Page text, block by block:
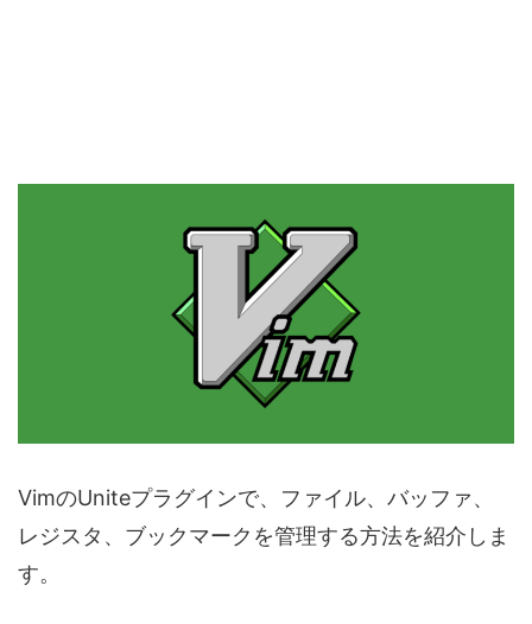
VimのUniteプラグインで、ファイル、バッファ、
レジスタ、ブックマークを管理する方法を紹介しま
す。